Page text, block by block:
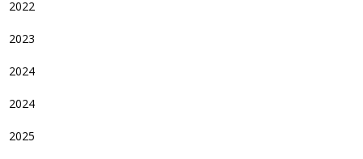
2022
2023
2024
2024
2025